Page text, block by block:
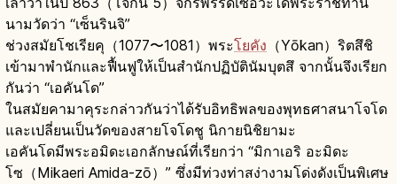
นามวัดว่า “เซ็นรินจิ”
ช่วงสมัยโชเรียคุ（1077〜1081）พระโยคัง （Yōkan）ริตสึชิ
เข้ามาพำนักและฟื้นฟูให้เป็นสำนักปฏิบัตินัมบุตสึ จากนั้นจึงเรียก
กันว่า “เอคันโด”
ในสมัยคามาคุระกล่าวกันว่าได้รับอิทธิพลของพุทธศาสนาโจโด
และเปลี่ยนเป็นวัดของสายโจโดชู นิกายนิชิยามะ
เอคันโดมีพระอมิดะเอกลักษณ์ที่เรียกว่า “มิกาเอริ อะมิดะ
โซ（Mikaeri Amida-zō）” ซึ่งมีท่วงท่าสง่างามโด่งดังเป็นพิเศษ